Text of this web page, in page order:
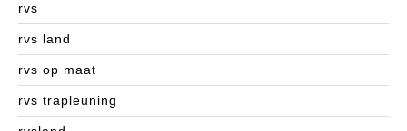
rvs
rvs land
rvs op maat
rvs trapleuning